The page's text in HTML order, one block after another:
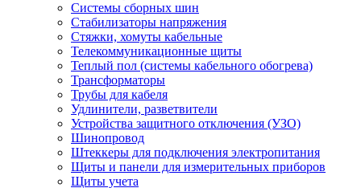
Системы сборных шин
Стабилизаторы напряжения
Стяжки, хомуты кабельные
Телекоммуникационные щиты
Теплый пол (системы кабельного обогрева)
Трансформаторы
Трубы для кабеля
Удлинители, разветвители
Устройства защитного отключения (УЗО)
Шинопровод
Штеккеры для подключения электропитания
Щиты и панели для измерительных приборов
Щиты учета